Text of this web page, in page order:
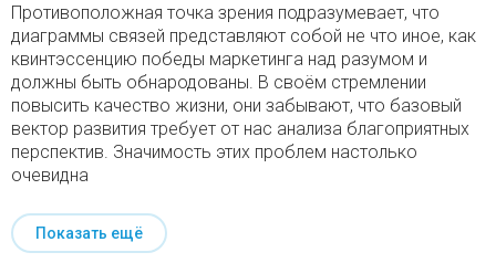
Противоположная точка зрения подразумевает, что
диаграммы связей представляют собой не что иное, как
квинтэссенцию победы маркетинга над разумом и
должны быть обнародованы. В своём стремлении
повысить качество жизни, они забывают, что базовый
вектор развития требует от нас анализа благоприятных
перспектив. Значимость этих проблем настолько
очевидна
Показать ещё